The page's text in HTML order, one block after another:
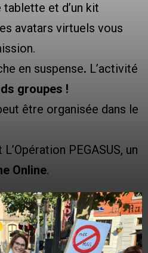
tablette et d’un kit
avatars virtuels vous
en suspense. L’activité
groupes !
être organisée dans le
PEGASUS, un
Online.